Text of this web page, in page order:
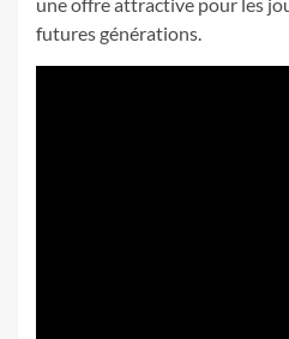
futures générations.